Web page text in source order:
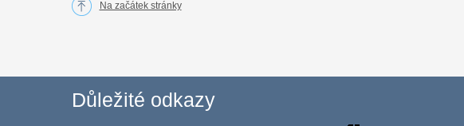
Na začátek stránky
Důležité odkazy